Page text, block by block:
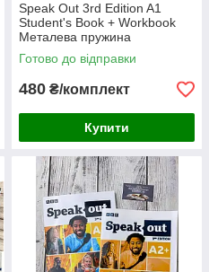
Speak Out 3rd Edition A1
Student's Book + Workbook
Металева пружина
Готово до відправки
480 ₴/комплект
Купити